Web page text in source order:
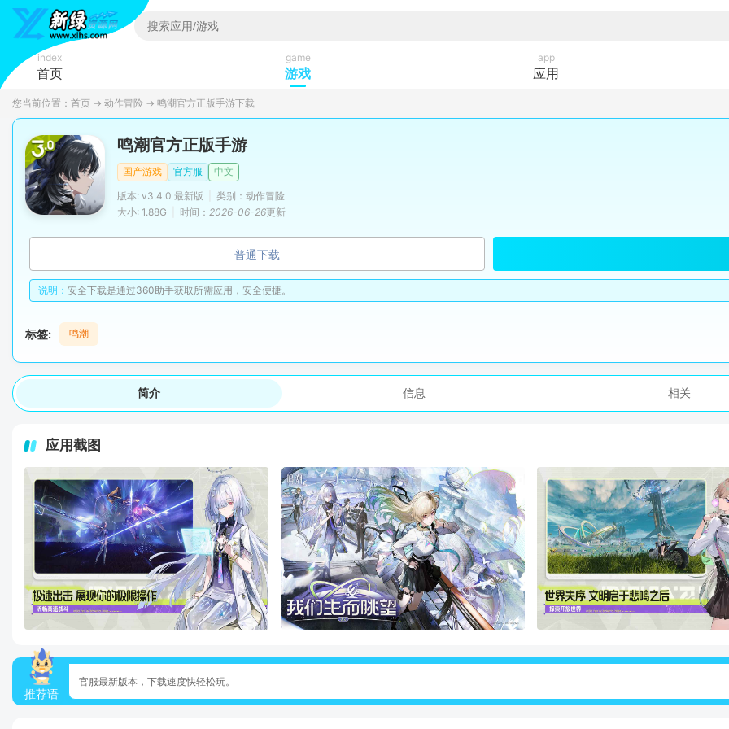
index
首页
game
游戏
app
应用
您当前位置： 首页 → 动作冒险 → 鸣潮官方正版手游下载
鸣潮官方正版手游
国产游戏 官方服
中文
版本: v3.4.0 最新版
类别：动作冒险
大小: 1.88G
时间： 2026-06-26更新
普通下载
说明： 安全下载是通过360助手获取所需应用，安全便捷。
标签: 鸣潮
简介 信息 相关
应用截图
推荐语
官服最新版本，下载速度快轻松玩。